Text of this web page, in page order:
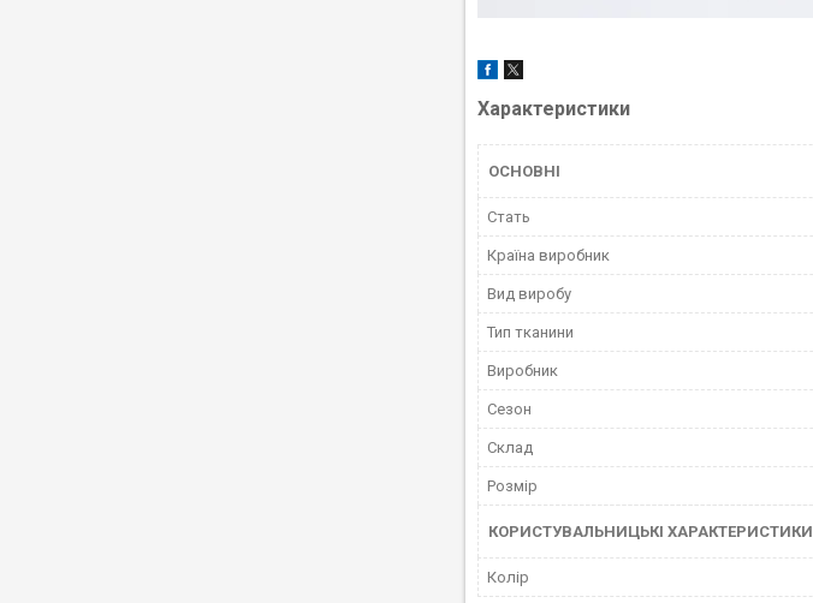
Характеристики
ОСНОВНІ
Стать
Країна виробник
Вид виробу
Тип тканини
Виробник
Сезон
Склад
Розмір
КОРИСТУВАЛЬНИЦЬКІ ХАРАКТЕРИСТИКИ
Колір